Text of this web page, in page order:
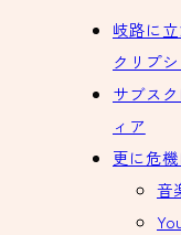
岐路に
クリプ
サブス
ィア
更に危
音